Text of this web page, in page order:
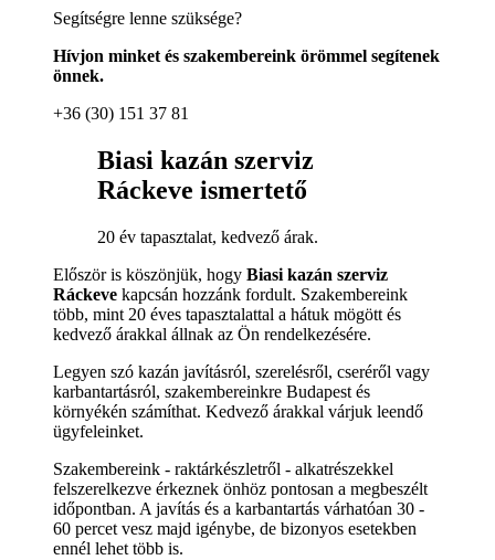
Segítségre lenne szüksége?
Hívjon minket és szakembereink örömmel segítenek
önnek.
+36 (30) 151 37 81
Biasi kazán szerviz
Ráckeve ismertető
20 év tapasztalat, kedvező árak.
Először is köszönjük, hogy Biasi kazán szerviz
Ráckeve kapcsán hozzánk fordult. Szakembereink
több, mint 20 éves tapasztalattal a hátuk mögött és
kedvező árakkal állnak az Ön rendelkezésére.
Legyen szó kazán javításról, szerelésről, cseréről vagy
karbantartásról, szakembereinkre Budapest és
környékén számíthat. Kedvező árakkal várjuk leendő
ügyfeleinket.
Szakembereink - raktárkészletről - alkatrészekkel
felszerelkezve érkeznek önhöz pontosan a megbeszélt
időpontban. A javítás és a karbantartás várhatóan 30 -
60 percet vesz majd igénybe, de bizonyos esetekben
ennél lehet több is.